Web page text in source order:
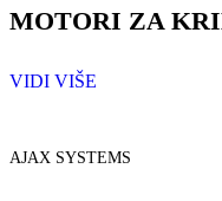
MOTORI ZA
VIDI VIŠE
AJAX SYSTEMS